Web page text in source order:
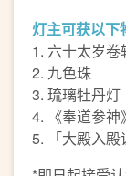
灯主可获以下
1. 六十太岁卷
2. 九色珠
3. 琉璃牡丹灯
4. 《奉道参神
5. 「大殿入